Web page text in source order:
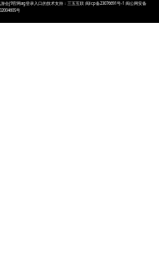
j9官网ag登录入口的技术支持：三五互联 闽icp备23076691号-1 闽公网安备
号